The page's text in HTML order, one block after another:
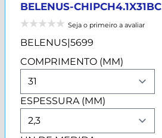
BELENUS-CHIPCH4.1X31BC
Seja o primeiro a avaliar
BELENUS|5699
COMPRIMENTO (MM)
ESPESSURA (MM)